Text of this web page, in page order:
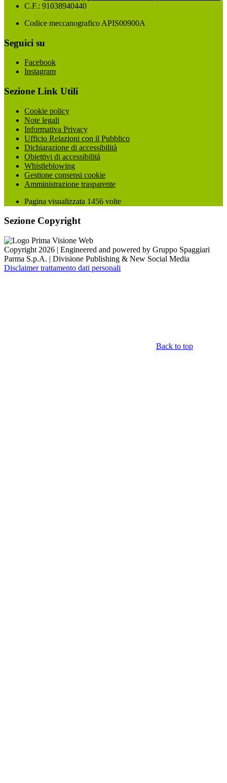
C.F.: 91038940440
Codice meccanografico APIS00900A
Seguici su
Facebook
Instagram
Sezione Link Utili
Cookie policy
Note legali
Informativa Privacy
Ufficio Relazioni con il Pubblico
Dichiarazione di accessibilità
Obiettivi di accessibilità
Whistleblowing
Gestione consensi cookie
Amministrazione trasparente
Pagina visualizzata 1456 volte
Sezione Copyright
Copyright 2026 | Engineered and powered by Gruppo Spaggiari
Parma S.p.A. | Divisione Publishing & New Social Media
Disclaimer trattamento dati personali
Back to top